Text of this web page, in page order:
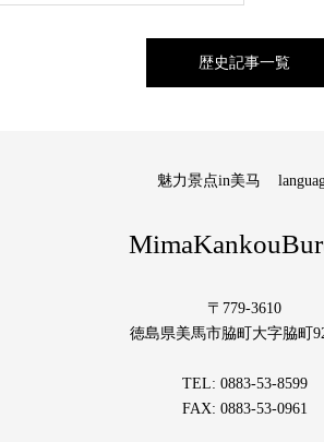
歴史記事一覧
魅力景点in美马
〒779-3610
徳島県美馬市脇町大字脇町
TEL: 0883-53-8599
FAX: 0883-53-0961